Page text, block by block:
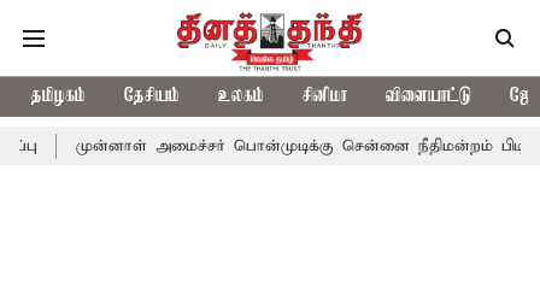
தமிழகம் தேசியம் உலகம் சினிமா விளையாட்டு
அமைச்சர் பொன்முடிக்கு சென்னை நீதிமன்றம் பிடிவாராண்ட்